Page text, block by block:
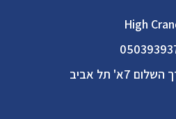
High
7א' תל אביב